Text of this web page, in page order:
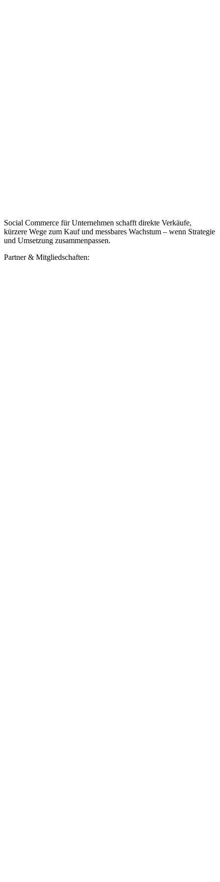
Social Commerce für Unternehmen schafft direkte Verkäufe,
kürzere Wege zum Kauf und messbares Wachstum – wenn Strategie
und Umsetzung zusammenpassen.
Partner & Mitgliedschaften: